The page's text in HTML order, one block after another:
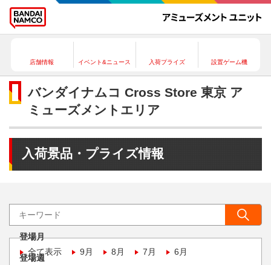
店舗情報 イベント&ニュース 入荷プライズ 設置ゲーム機
バンダイナムコ Cross Store 東京 ア
ミューズメントエリア
入荷景品・プライズ情報
登場月
全て表示
9月 8月 7月 6月
登場週